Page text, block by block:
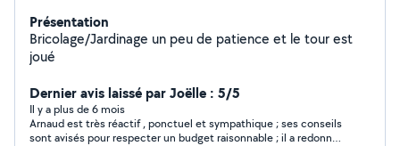
Présentation
Bricolage/Jardinage un peu de patience et le tour est
joué
Dernier avis laissé par Joëlle : 5/5
Il y a plus de 6 mois
Arnaud est très réactif , ponctuel et sympathique ; ses conseils
sont avisés pour respecter un budget raisonnable ; il a redonné